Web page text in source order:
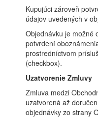
Kupujúci zároveň
údajov uvedených v
Objednávku je možné
potvrdení
prostredníctvom
(checkbox).
Uzatvorenie Zmluvy
Zmluva medzi
uzatvorená až
objednávky zo strany